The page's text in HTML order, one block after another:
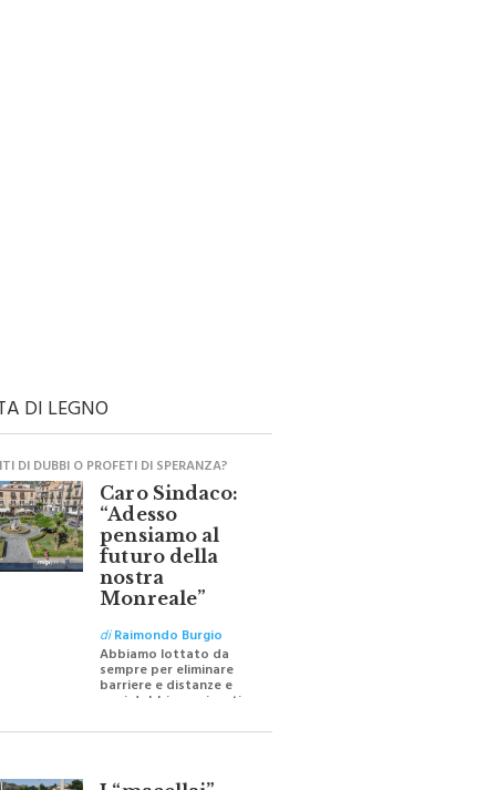
DI LEGNO
DI DUBBI O PROFETI DI SPERANZA?
Caro Sindaco:
“Adesso
pensiamo al
futuro della
nostra
Monreale”
diRaimondo Burgio
Abbiamo lottato da
sempre per eliminare
barriere e distanze e
per ricostruire certezze